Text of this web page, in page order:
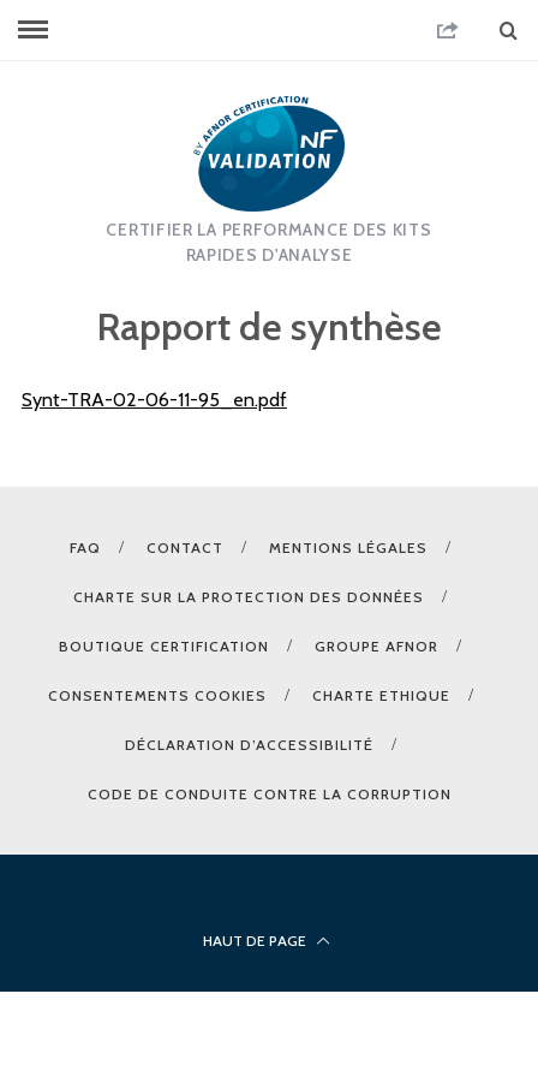
CERTIFIER LA PERFORMANCE DES KITS
RAPIDES D'ANALYSE
Rapport de synthèse
Synt-TRA-02-06-11-95_en.pdf
FAQ CONTACT MENTIONS LÉGALES
CHARTE SUR LA PROTECTION DES DONNÉES
BOUTIQUE CERTIFICATION GROUPE AFNOR
CONSENTEMENTS COOKIES CHARTE ETHIQUE
DÉCLARATION D’ACCESSIBILITÉ
CODE DE CONDUITE CONTRE LA CORRUPTION
HAUT DE PAGE